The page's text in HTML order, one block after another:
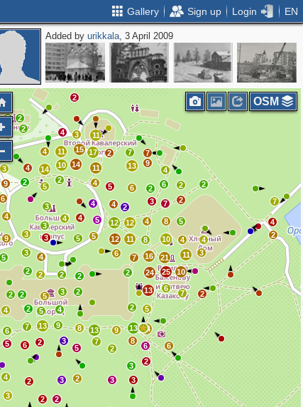
Gallery Sign up Login EN
Added byurikkala, 3 April 2009
2
6
3
3
3 2
6
8
13
9
2
7
2
3
5
2 3
9 8 13
2
14
5
13 6
24
7
10
25
21
16
2
7
8
11
4
10 4
5
8
7 2
4
11
3
4
2
7
2
7
7
2
17
2
11
14
15
11
11
3
4
10
14
4
3
4
5
2
4
5
12
4
5 6
4
13 9
3
2 6
4
2
12
2
12
6
5
4
4
3
5
3
4
3
2
2
3
2
2
2
4
5
5
2
13
7
6
5
6
4
2
2
5
6
4
9
3
3
2
9
3
2 2
2
7
4
3
2
2 2
OSM